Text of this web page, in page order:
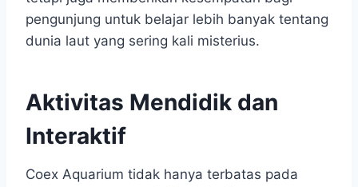
pengunjung untuk belajar lebih banyak tentang
dunia laut yang sering kali misterius.
Aktivitas Mendidik dan
Interaktif
Coex Aquarium tidak hanya terbatas pada